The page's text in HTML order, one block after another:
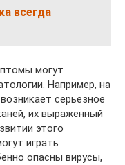
всегда
могут
Например, на
серьезное
их выраженный
этого
играть
опасны вирусы,